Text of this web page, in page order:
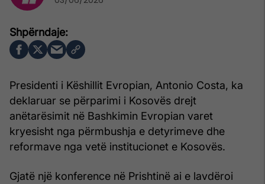
Presidenti i Këshillit Evropian, Antonio Costa, ka
deklaruar se përparimi i Kosovës drejt
anëtarësimit në Bashkimin Evropian varet
kryesisht nga përmbushja e detyrimeve dhe
reformave nga vetë institucionet e Kosovës.
Gjatë një konference në Prishtinë ai e lavdëroi